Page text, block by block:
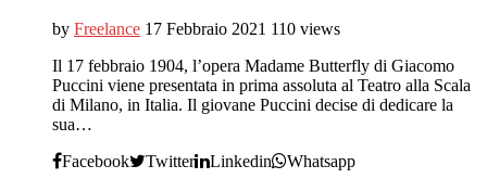
by Freelance 17 Febbraio 2021 110 views
Il 17 febbraio 1904, l’opera Madame Butterfly di Giacomo
Puccini viene presentata in prima assoluta al Teatro alla Scala
di Milano, in Italia. Il giovane Puccini decise di dedicare la
sua…
Facebook
Twitter Linkedin Whatsapp